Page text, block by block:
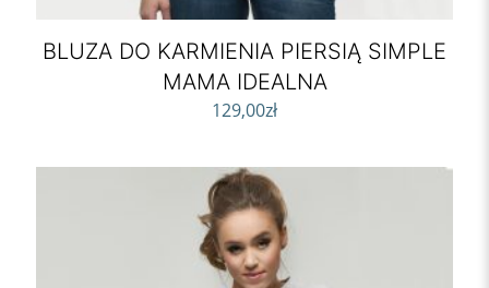
BLUZA DO KARMIENIA PIERSIĄ SIMPLE
MAMA IDEALNA
129,00zł